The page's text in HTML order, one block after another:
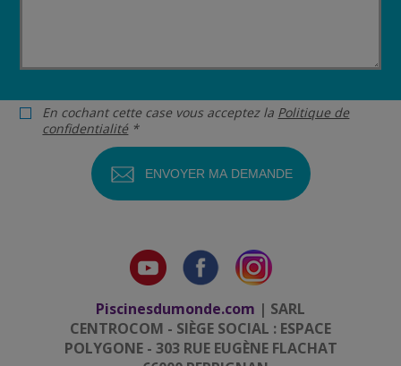
En cochant cette case vous acceptez la Politique de
confidentialité*
Piscinesdumonde.com | SARL
CENTROCOM - SIÈGE SOCIAL : ESPACE
POLYGONE - 303 RUE EUGÈNE FLACHAT